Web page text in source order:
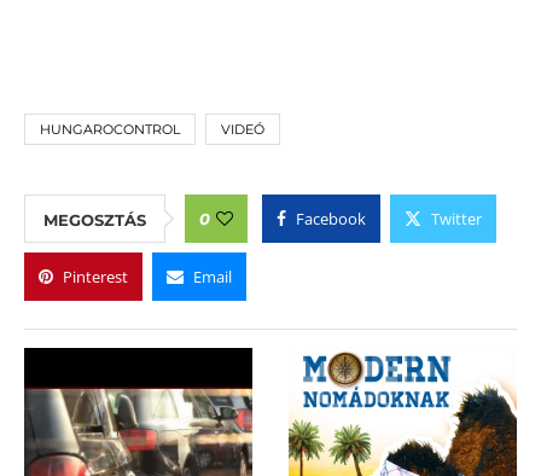
HUNGAROCONTROL VIDEÓ
MEGOSZTÁS 0 Facebook Twitter
Pinterest Email